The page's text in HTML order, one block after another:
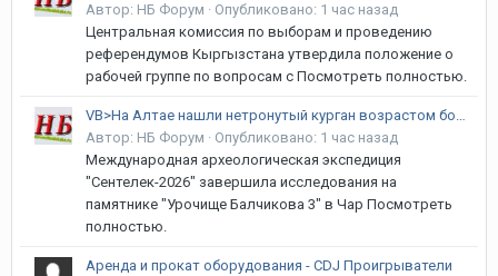
Автор: НБ Форум · Опубликовано: 1 час назад
Центральная комиссия по выборам и проведению
референдумов Кыргызстана утвердила положение о
рабочей группе по вопросам с Посмотреть полностью.
VB>На Алтае нашли нетронутый курган возрастом более четырех тысяч лет
Автор: НБ Форум · Опубликовано: 1 час назад
Международная археологическая экспедиция
"Сентелек-2026" завершила исследования на
памятнике "Урочище Балчикова 3" в Чар Посмотреть
полностью.
Аренда и прокат оборудования - CDJ Проигрыватели